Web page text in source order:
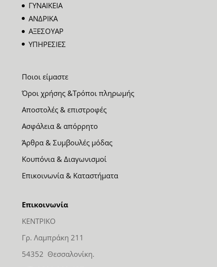
ΓΥΝΑΙΚΕΙΑ
ΑΝΔΡΙΚΑ
ΑΞΕΣΟΥΑΡ
ΥΠΗΡΕΣΙΕΣ
Ποιοι είμαστε
Όροι χρήσης &Τρόποι πληρωμής
Αποστολές & επιστροφές
Ασφάλεια & απόρρητο
Άρθρα & Συμβουλές μόδας
Κουπόνια & Διαγωνισμοί
Επικοινωνία & Καταστήματα
Επικοινωνία
ΚΕΝΤΡΙΚΟ
Γρ. Λαμπράκη 211
54352 Θεσσαλονίκη.